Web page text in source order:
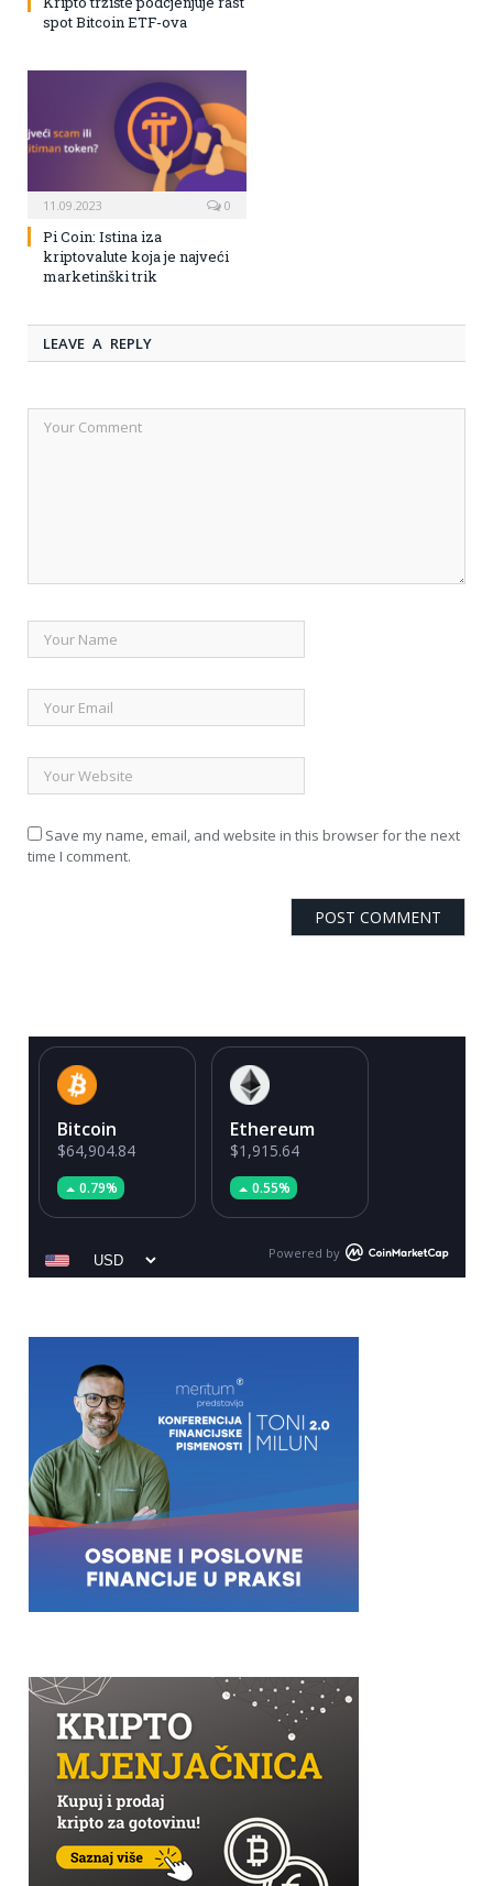
spot Bitcoin ETF-ova
11.09.2023 0
Pi Coin: Istina iza
kriptovalute koja je najveći
marketinški trik
LEAVE A REPLY
Save my name, email, and website in this browser for the next
time I comment.
Bitcoin
$64,904.84
0.79%
Ethereum
$1,915.64
0.55%
Powered by